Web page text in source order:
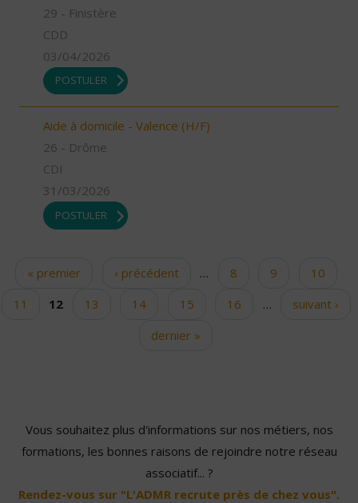
29 - Finistère
CDD
03/04/2026
POSTULER
Aide à domicile - Valence (H/F)
26 - Drôme
CDI
31/03/2026
POSTULER
Pages« premier ‹ précédent … 8 9
10
11
12 13 14 15 16 …
suivant ›
dernier »
Vous souhaitez plus d'informations sur nos métiers, nos
formations, les bonnes raisons de rejoindre notre réseau
associatif... ?
Rendez-vous sur "L'ADMR recrute près de chez vous".